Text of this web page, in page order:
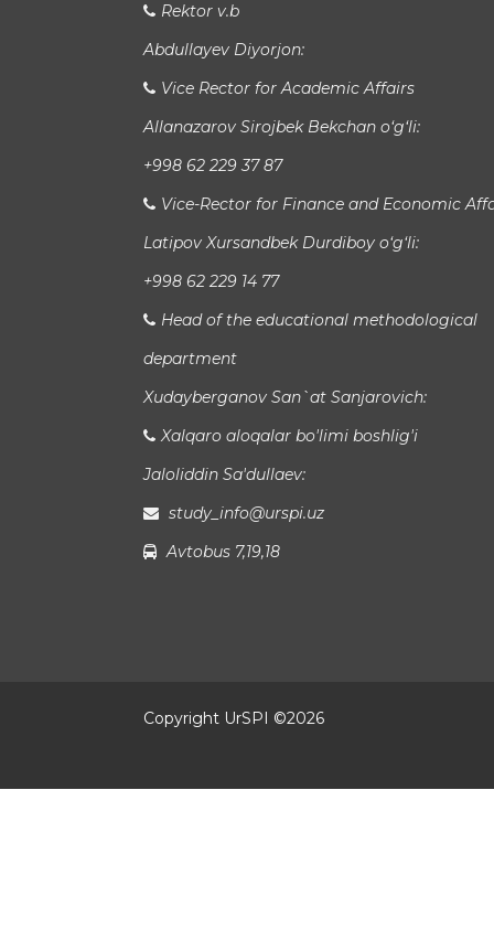
Rektor v.b
Abdullayev Diyorjon:
Vice Rector for Academic Affairs
Allanazarov Sirojbek Bekchan o‘g‘li:
+998 62 229 37 87
Vice-Rector for Finance and Economic
Latipov Xursandbek Durdiboy o‘g‘li:
+998 62 229 14 77
Head of the educational methodological
department
Xudayberganov San`at Sanjarovich:
Xalqaro aloqalar bo'limi boshlig'i
Jaloliddin Sa'dullaev:
study_info@urspi.uz
Avtobus 7,19,18
Copyright UrSPI ©2026